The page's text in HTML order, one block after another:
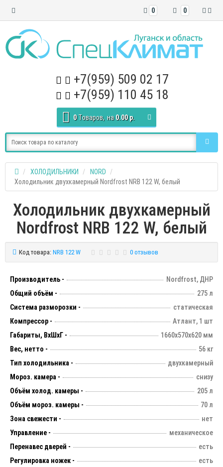
0
0
+7(959) 509 02 17
+7(959) 110 45 18
0 Tоваров, на 0.00 р.
ХОЛОДИЛЬНИКИ
NORD
Холодильник двухкамерный Nordfrost NRB 122 W, белый
Холодильник двухкамерный
Nordfrost NRB 122 W, белый
Код товара: NRB 122 W 0 отзывов
Производитель -
Nordfrost, ДНР
Общий объём -
275 л
Система разморозки -
статическая
Компрессор -
Атлант, 1 шт
Габариты, ВхШхГ -
1660х570х620 мм
Вес, нетто -
56 кг
Тип холодильника -
двухкамерный
Мороз. камера -
снизу
Объём холод. камеры -
205 л
Объём мороз. камеры -
70 л
Зона свежести -
нет
Управление -
механическое
Перенавес дверей -
есть
Регулировка ножек -
есть